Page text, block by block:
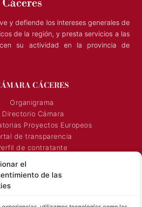
el
de las
y defiende los intereses generales de
de la región, y presta servicios a las
su actividad en la provincia de
Organigrama
Directorio Cámara
Proyectos Europeos
de transparencia
Proyectos
Comerciales
Comercial
Contacto